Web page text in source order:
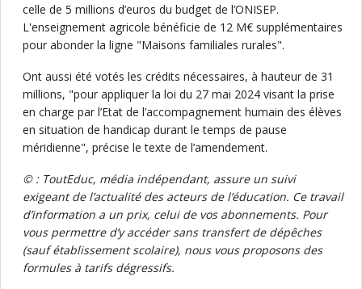
celle de 5 millions d’euros du budget de l’ONISEP.
L'enseignement agricole bénéficie de 12 M€ supplémentaires
pour abonder la ligne "Maisons familiales rurales".
Ont aussi été votés les crédits nécessaires, à hauteur de 31
millions, "pour appliquer la loi du 27 mai 2024 visant la prise
en charge par l’Etat de l’accompagnement humain des élèves
en situation de handicap durant le temps de pause
méridienne", précise le texte de l’amendement.
© : ToutEduc, média indépendant, assure un suivi
exigeant de l’actualité des acteurs de l’éducation. Ce travail
d’information a un prix, celui de vos abonnements. Pour
vous permettre d’y accéder sans transfert de dépêches
(sauf établissement scolaire), nous vous proposons des
formules à tarifs dégressifs.